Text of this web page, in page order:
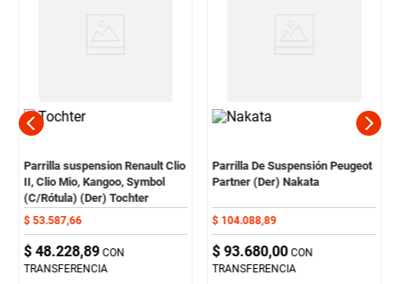
Parrilla suspension Renault Clio
II, Clio Mio, Kangoo, Symbol
(C/Rótula) (Der) Tochter
$ 53.587,66
$ 48.228,89 CON
TRANSFERENCIA
Parrilla De Suspensión Peugeot
Partner (Der) Nakata
$ 104.088,89
$ 93.680,00 CON
TRANSFERENCIA